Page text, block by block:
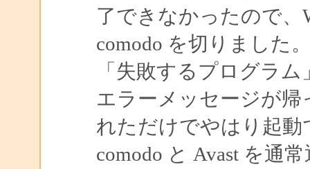
了できなかったので、
comodo を切りました
「失敗するプログラ
エラーメッセージが
れただけでやはり起
comodo と Avast を通